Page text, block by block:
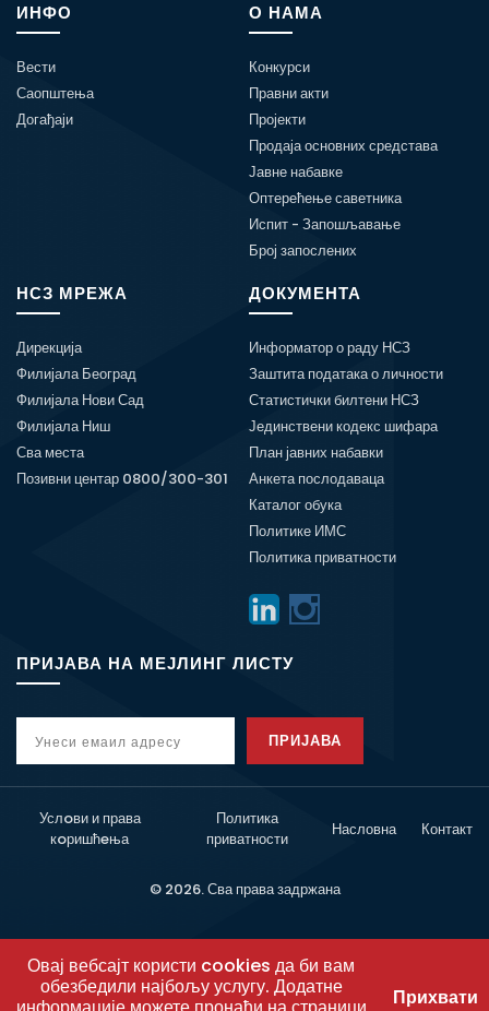
ИНФО
Вести
Саопштења
Догађаји
О НАМА
Конкурси
Правни акти
Пројекти
Продаја основних средстава
Јавне набавке
Оптерећење саветника
Испит - Запошљавање
Број запослених
НСЗ МРЕЖА
Дирекција
Филијала Београд
Филијала Нови Сад
Филијала Ниш
Сва места
Позивни центар 0800/300-301
ДОКУМЕНТА
Информатор о раду НСЗ
Заштита података о личности
Статистички билтени НСЗ
Јединствени кодекс шифара
План јавних набавки
Анкета послодаваца
Каталог обука
Политике ИМС
Политика приватности
ПРИЈАВА НА МЕЈЛИНГ ЛИСТУ
ПРИЈАВА
Услoви и права
кoришћeња
Политика
приватности
Насловна Контакт
© 2026. Сва права задржана
Овај вебсајт користи cookies да би вам
обезбедили најбољу услугу. Додатне
Прихвати